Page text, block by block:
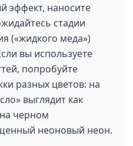
эффект, наносите
стадии
(«жидкого меда»)
вы используете
попробуйте
разных цветов: на
выглядит как
черном
неоновый неон.